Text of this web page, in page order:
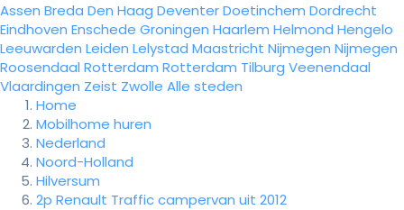
Assen Breda Den Haag DeventerDoetinchem Dordrecht
Eindhoven Enschede Groningen Haarlem Helmond Hengelo
Leeuwarden Leiden Lelystad Maastricht Nijmegen Nijmegen
Roosendaal Rotterdam Rotterdam Tilburg Veenendaal
Vlaardingen Zeist Zwolle Alle steden
Home
Mobilhome huren
Nederland
Noord-Holland
Hilversum
2p Renault Traffic campervan uit 2012